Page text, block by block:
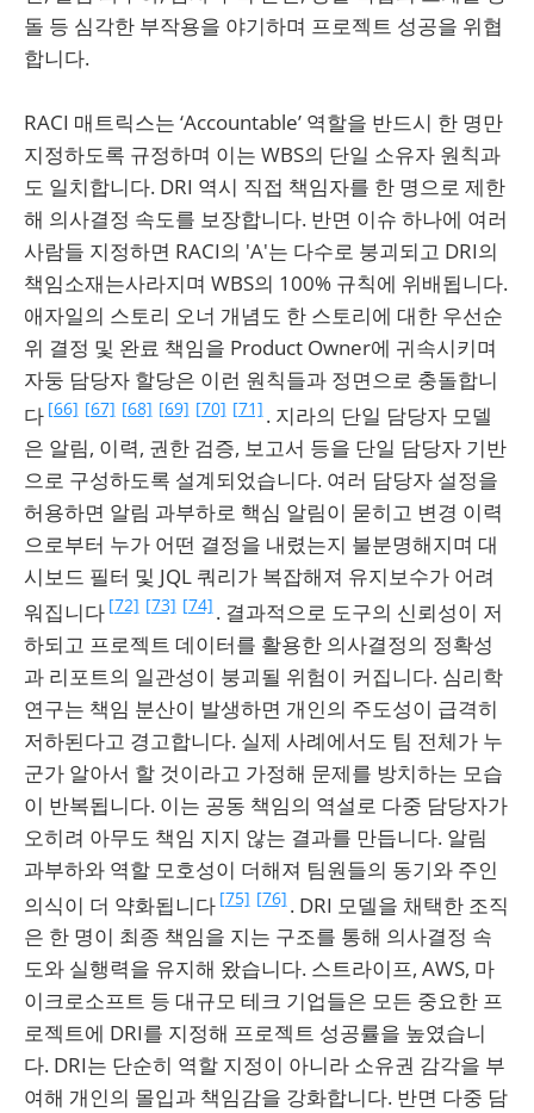
돌 등 심각한 부작용을 야기하며 프로젝트 성공을 위협
합니다.
RACI 매트릭스는 ‘Accountable’ 역할을 반드시 한 명만
지정하도록 규정하며 이는 WBS의 단일 소유자 원칙과
도 일치합니다. DRI 역시 직접 책임자를 한 명으로 제한
해 의사결정 속도를 보장합니다. 반면 이슈 하나에 여러
사람들 지정하면 RACI의 'A'는 다수로 붕괴되고 DRI의
책임소재는사라지며 WBS의 100% 규칙에 위배됩니다.
애자일의 스토리 오너 개념도 한 스토리에 대한 우선순
위 결정 및 완료 책임을 Product Owner에 귀속시키며
자둥 담당자 할당은 이런 원칙들과 정면으로 충돌합니
다 [66] [67] [68] [69] [70] [71] . 지라의 단일 담당자 모델
은 알림, 이력, 권한 검증, 보고서 등을 단일 담당자 기반
으로 구성하도록 설계되었습니다. 여러 담당자 설정을
허용하면 알림 과부하로 핵심 알림이 묻히고 변경 이력
으로부터 누가 어떤 결정을 내렸는지 불분명해지며 대
시보드 필터 및 JQL 쿼리가 복잡해져 유지보수가 어려
워집니다 [72] [73] [74] . 결과적으로 도구의 신뢰성이 저
하되고 프로젝트 데이터를 활용한 의사결정의 정확성
과 리포트의 일관성이 붕괴될 위험이 커집니다. 심리학
연구는 책임 분산이 발생하면 개인의 주도성이 급격히
저하된다고 경고합니다. 실제 사례에서도 팀 전체가 누
군가 알아서 할 것이라고 가정해 문제를 방치하는 모습
이 반복됩니다. 이는 공동 책임의 역설로 다중 담당자가
오히려 아무도 책임 지지 않는 결과를 만듭니다. 알림
과부하와 역할 모호성이 더해져 팀원들의 동기와 주인
의식이 더 약화됩니다 [75] [76] . DRI 모델을 채택한 조직
은 한 명이 최종 책임을 지는 구조를 통해 의사결정 속
도와 실행력을 유지해 왔습니다. 스트라이프, AWS, 마
이크로소프트 등 대규모 테크 기업들은 모든 중요한 프
로젝트에 DRI를 지정해 프로젝트 성공률을 높였습니
다. DRI는 단순히 역할 지정이 아니라 소유권 감각을 부
여해 개인의 몰입과 책임감을 강화합니다. 반면 다중 담